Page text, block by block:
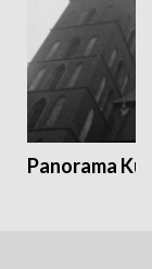
Panorama